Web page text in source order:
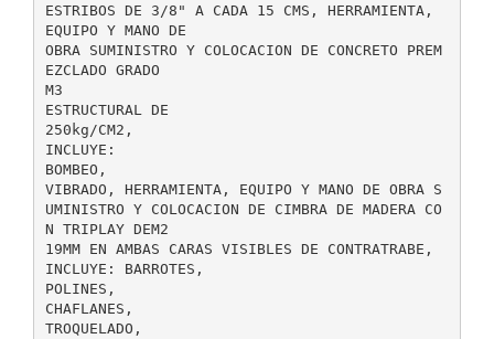
ESTRIBOS DE 3/8" A CADA 15 CMS, HERRAMIENTA,
EQUIPO Y MANO DE
OBRA SUMINISTRO Y COLOCACION DE CONCRETO PREM
EZCLADO GRADO
M3
ESTRUCTURAL DE
250kg/CM2,
INCLUYE:
BOMBEO,
VIBRADO, HERRAMIENTA, EQUIPO Y MANO DE OBRA S
UMINISTRO Y COLOCACION DE CIMBRA DE MADERA CO
N TRIPLAY DEM2
19MM EN AMBAS CARAS VISIBLES DE CONTRATRABE,
INCLUYE: BARROTES,
POLINES,
CHAFLANES,
TROQUELADO,